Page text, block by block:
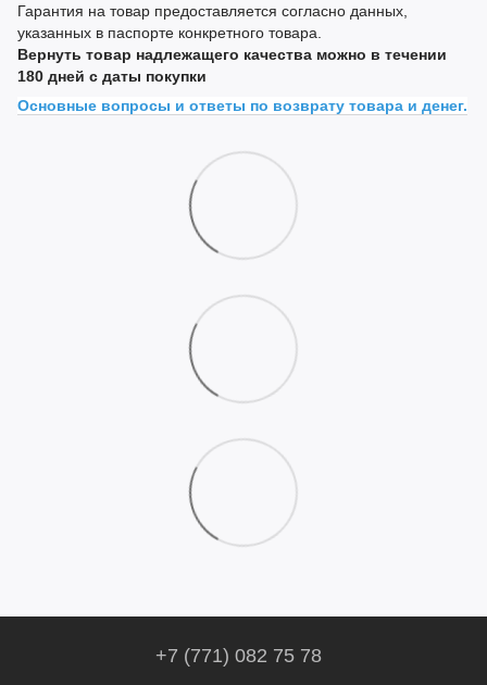
Гарантия на товар предоставляется согласно данных,
указанных в паспорте конкретного товара.
Вернуть товар надлежащего качества можно в течении
180 дней с даты покупки
Основные вопросы и ответы по возврату товара и денег.
+7 (771) 082 75 78